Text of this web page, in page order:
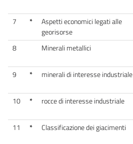
7
*
Aspetti economici legati alle
georisorse
8
Minerali metallici
9
* minerali di interesse industriale
10
* rocce di interesse industriale
11
* Classificazione dei giacimenti